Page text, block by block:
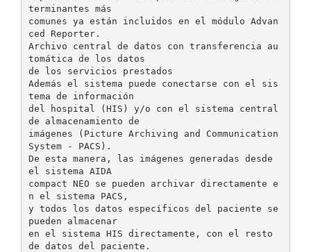
terminantes más
comunes ya están incluidos en el módulo Advan
ced Reporter.
Archivo central de datos con transferencia au
tomática de los datos
de los servicios prestados
Además el sistema puede conectarse con el sis
tema de información
del hospital (HIS) y/o con el sistema central
de almacenamiento de
imágenes (Picture Archiving and Communication
System - PACS).
De esta manera, las imágenes generadas desde
el sistema AIDA
compact NEO se pueden archivar directamente e
n el sistema PACS,
y todos los datos específicos del paciente se
pueden almacenar
en el sistema HIS directamente, con el resto
de datos del paciente.